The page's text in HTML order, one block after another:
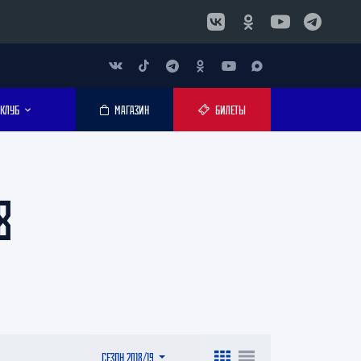
КЛУБ МАГАЗИН БИЛЕТЫ
СЕЗОН 2018/19